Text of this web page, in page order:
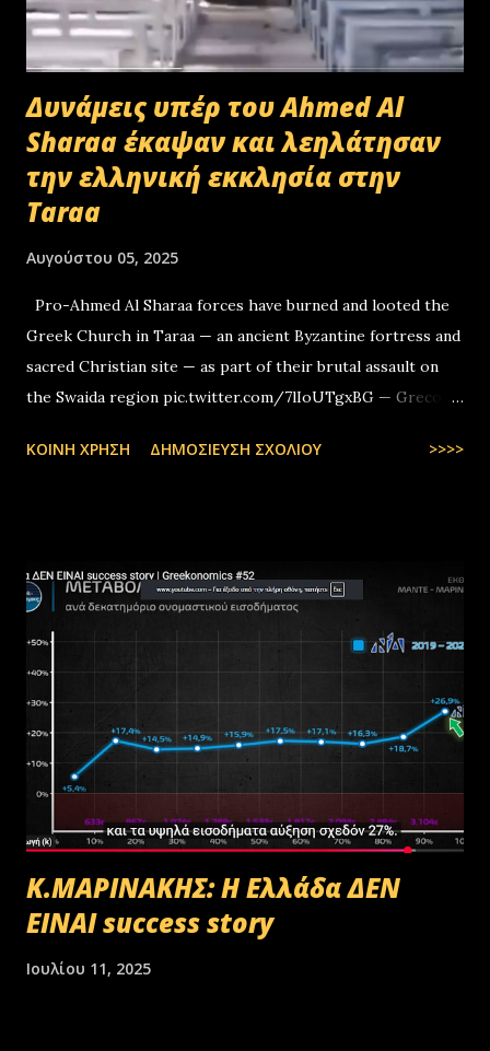
κοινοποιηθεί ότι ελέγχεται και στο ψηφιακό αρχείο του ΟΠΕΚΕΠ...
Δυνάμεις υπέρ του Ahmed Al
Sharaa έκαψαν και λεηλάτησαν
την ελληνική εκκλησία στην
Taraa
Αυγούστου 05, 2025
Pro-Ahmed Al Sharaa forces have burned and looted the
Greek Church in Taraa — an ancient Byzantine fortress and
sacred Christian site — as part of their brutal assault on
the Swaida region pic.twitter.com/7lIoUTgxBG — Greco-
ΚΟΙΝΉ ΧΡΉΣΗ ΔΗΜΟΣΊΕΥΣΗ ΣΧΟΛΊΟΥ >>>>
Κ.ΜΑΡΙΝΑΚΗΣ: Η Ελλάδα ΔΕΝ
ΕΙΝΑΙ success story
Ιουλίου 11, 2025